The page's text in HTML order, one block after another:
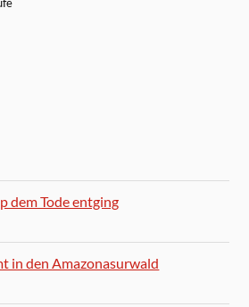
dem Tode entging
in den Amazonasurwald